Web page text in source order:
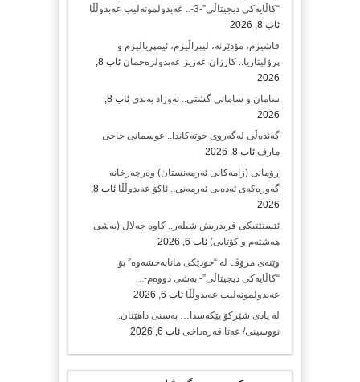
“کاڵایەکی دیجیتاڵی”-3-.. عەبدولموتەلیب عەبدوڵڵا
ئاب 8, 2026
فاشیزم، مۆدێرنە، لیبراڵیزم، ئیمپریالیزم و
پرۆلیتاریا.. کارزان عەزیز عەبدولرەحمان
ئاب 8,
2026
سامان و سامانی گشتی.. نەوزاد بەندی
ئاب 8,
2026
گەندەڵی لەگەروی حوتەکاندا.. عوسمانی حاجی
مارف ئاب 8, 2026
ڕۆمانی (زامه‌كانی ئەرمەنستان) وه‌رچه‌رخانه‌
گه‌وره‌كه‌ی ئه‌ده‌بی ئه‌رمه‌نی.. ئاكۆ عه‌بدوڵڵا
ئاب 8,
2026
ئێستێتیکی فریدریش شیلەر.. کاوە جەلال (بەشی
هەشتەم و کۆتایی) ئاب 6, 2026
وێنەی مرۆڤ لە “خودێکی مانابەخشەوە” بۆ
“کاڵایەکی دیجیتاڵی”- بەشی دووەم-..
عەبدولموتەلیب عەبدوڵڵا ئاب 6, 2026
لە یادی شێرکۆ بێکەسدا… پەسنی داهێنان..
نووسینی/ عەتا قەرەداخی ئاب 6, 2026